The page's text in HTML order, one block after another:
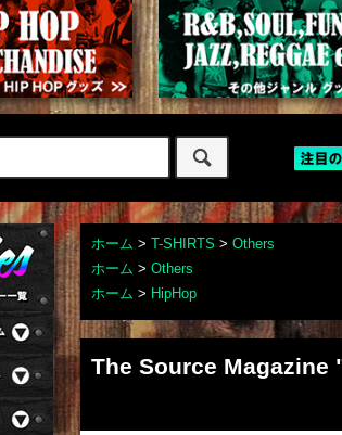
ホーム > T-SHIRTS > Others
ホーム > Others
ホーム > HipHop
The Source Magazine